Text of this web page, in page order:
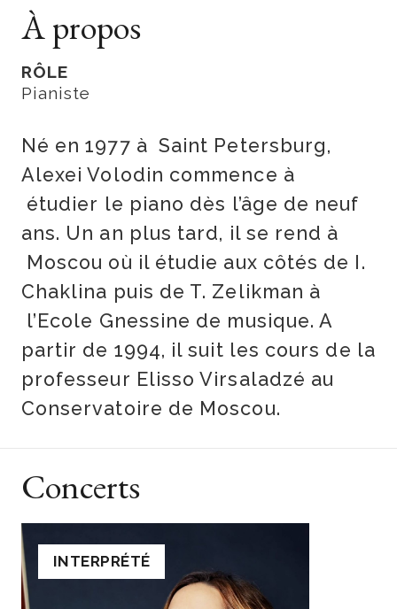
À propos
RÔLE
Pianiste
Né en 1977 à Saint Petersburg,
Alexei Volodin commence à
étudier le piano dès l’âge de neuf
ans. Un an plus tard, il se rend à
Moscou où il étudie aux côtés de I.
Chaklina puis de T. Zelikman à
l’Ecole Gnessine de musique. A
partir de 1994, il suit les cours de la
professeur Elisso Virsaladzé au
Conservatoire de Moscou.
Concerts
INTERPRÉTÉ